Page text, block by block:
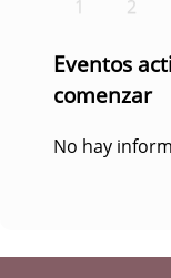
1
2
Eventos
comenzar
No hay